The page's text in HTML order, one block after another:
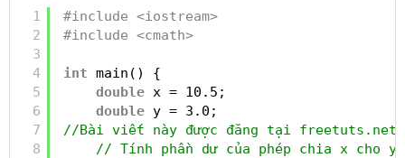
1
2
3
4
5
6
7
8
#include <iostream>
#include <cmath>
int main() {
double x = 10.5;
double y = 3.0;
//Bài viết này được đăng tại freetuts.net
// Tính phần dư của phép chia x cho y